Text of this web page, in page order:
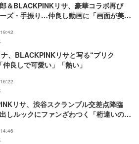
＆BLACKPINKリサ、豪華コラボ再び
ズ・手振り…仲良し動画に「画面が美で
、BLACKPINKリサと写る“プリク
仲良しで可愛い」「熱い」
リサ、渋谷スクランブル交差点降臨
しルックにファンざわつく「桁違いのオ